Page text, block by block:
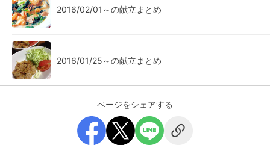
2016/02/01～の献立まとめ
2016/01/25～の献立まとめ
ページをシェアする